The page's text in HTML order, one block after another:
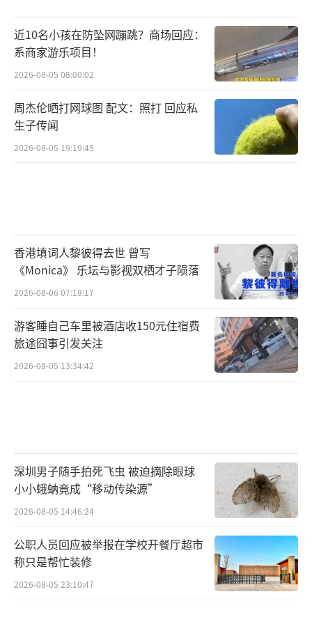
近10名小孩在防坠网蹦跳？商场回应：
系商家游乐项目！
2026-08-05 08:00:02
周杰伦晒打网球图 配文：照打 回应私
生子传闻
2026-08-05 19:19:45
香港填词人黎彼得去世 曾写
《Monica》 乐坛与影视双栖才子陨落
2026-08-06 07:18:17
游客睡自己车里被酒店收150元住宿费
旅途囧事引发关注
2026-08-05 13:34:42
深圳男子随手拍死飞虫 被迫摘除眼球
小小蛾蚋竟成“移动传染源”
2026-08-05 14:46:24
公职人员回应被举报在学校开餐厅超市
称只是帮忙装修
2026-08-05 23:10:47